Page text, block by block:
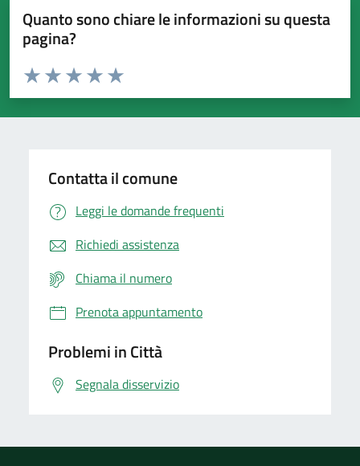
Quanto sono chiare le informazioni su questa
pagina?
Domanda
Valuta da 1 a 5 stelle la pagina
Valuta 5 stelle su 5
Valuta 4 stelle su 5
Valuta 3 stelle su 5
Valuta 2 stelle su 5
Valuta 1 stelle su 5
Contatta il comune
Leggi le domande frequenti
Richiedi assistenza
Chiama il numero
Prenota appuntamento
Problemi in Città
Segnala disservizio